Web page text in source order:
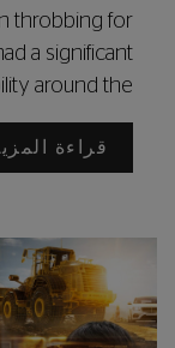
throbbing for
a significant
around the
world.
قراءة